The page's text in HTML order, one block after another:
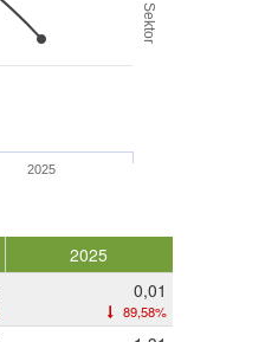
Sektor
2025
2025
0,01
89,58%